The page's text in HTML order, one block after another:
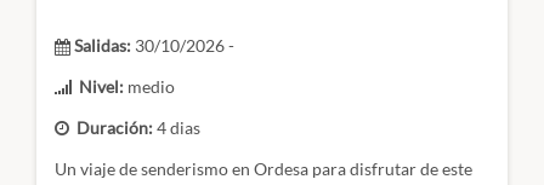
Salidas: 30/10/2026 -
Nivel: medio
Duración:4 dias
Un viaje de senderismo en Ordesa para disfrutar de este